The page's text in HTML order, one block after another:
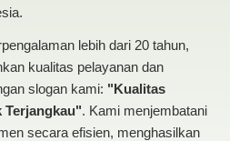
lebih dari 20 tahun,
kualitas pelayanan dan
slogan kami: "Kualitas
Terjangkau". Kami menjembatani
secara efisien, menghasilkan